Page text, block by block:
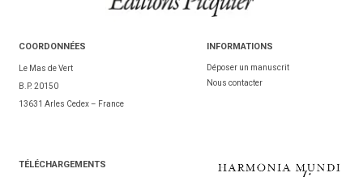
COORDONNÉES
Le Mas de Vert
B.P. 20150
13631 Arles Cedex – France
INFORMATIONS
Déposer un manuscrit
Nous contacter
TÉLÉCHARGEMENTS